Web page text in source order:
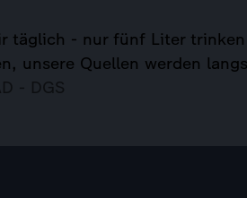
täglich - nur fünf Liter
unsere Quellen werden
- DGS